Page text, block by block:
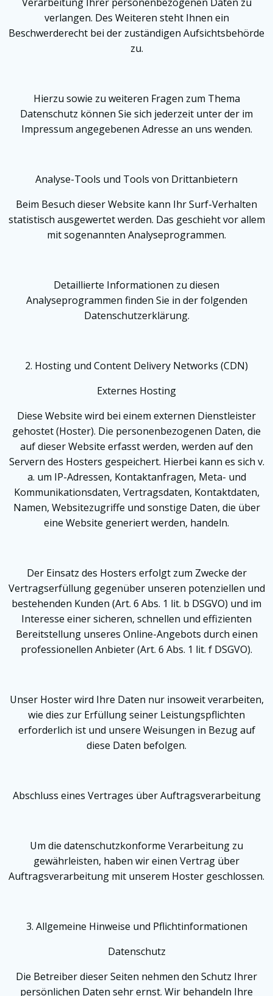
verlangen. Des Weiteren steht Ihnen ein
Beschwerderecht bei der zuständigen Aufsichtsbehörde
zu.
Hierzu sowie zu weiteren Fragen zum Thema
Datenschutz können Sie sich jederzeit unter der im
Impressum angegebenen Adresse an uns wenden.
Analyse-Tools und Tools von Dritt­anbietern
Beim Besuch dieser Website kann Ihr Surf-Verhalten
statistisch ausgewertet werden. Das geschieht vor allem
mit sogenannten Analyseprogrammen.
Detaillierte Informationen zu diesen
Analyseprogrammen finden Sie in der folgenden
Datenschutzerklärung.
2. Hosting und Content Delivery Networks (CDN)
Externes Hosting
Diese Website wird bei einem externen Dienstleister
gehostet (Hoster). Die personenbezogenen Daten, die
auf dieser Website erfasst werden, werden auf den
Servern des Hosters gespeichert. Hierbei kann es sich v.
a. um IP-Adressen, Kontaktanfragen, Meta- und
Kommunikationsdaten, Vertragsdaten, Kontaktdaten,
Namen, Websitezugriffe und sonstige Daten, die über
eine Website generiert werden, handeln.
Der Einsatz des Hosters erfolgt zum Zwecke der
Vertragserfüllung gegenüber unseren potenziellen und
bestehenden Kunden (Art. 6 Abs. 1 lit. b DSGVO) und im
Interesse einer sicheren, schnellen und effizienten
Bereitstellung unseres Online-Angebots durch einen
professionellen Anbieter (Art. 6 Abs. 1 lit. f DSGVO).
Unser Hoster wird Ihre Daten nur insoweit verarbeiten,
wie dies zur Erfüllung seiner Leistungspflichten
erforderlich ist und unsere Weisungen in Bezug auf
diese Daten befolgen.
Abschluss eines Vertrages über Auftragsverarbeitung
Um die datenschutzkonforme Verarbeitung zu
gewährleisten, haben wir einen Vertrag über
Auftragsverarbeitung mit unserem Hoster geschlossen.
3. Allgemeine Hinweise und Pflicht­informationen
Datenschutz
Die Betreiber dieser Seiten nehmen den Schutz Ihrer
persönlichen Daten sehr ernst. Wir behandeln Ihre